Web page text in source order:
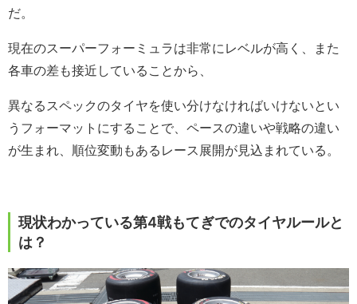
だ。
現在のスーパーフォーミュラは非常にレベルが高く、また
各車の差も接近していることから、
異なるスペックのタイヤを使い分けなければいけないとい
うフォーマットにすることで、ペースの違いや戦略の違い
が生まれ、順位変動もあるレース展開が見込まれている。
現状わかっている第4戦もてぎでのタイヤルールと
は？